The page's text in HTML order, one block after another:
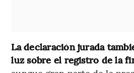
La declaración jurada
luz sobre el registro de la